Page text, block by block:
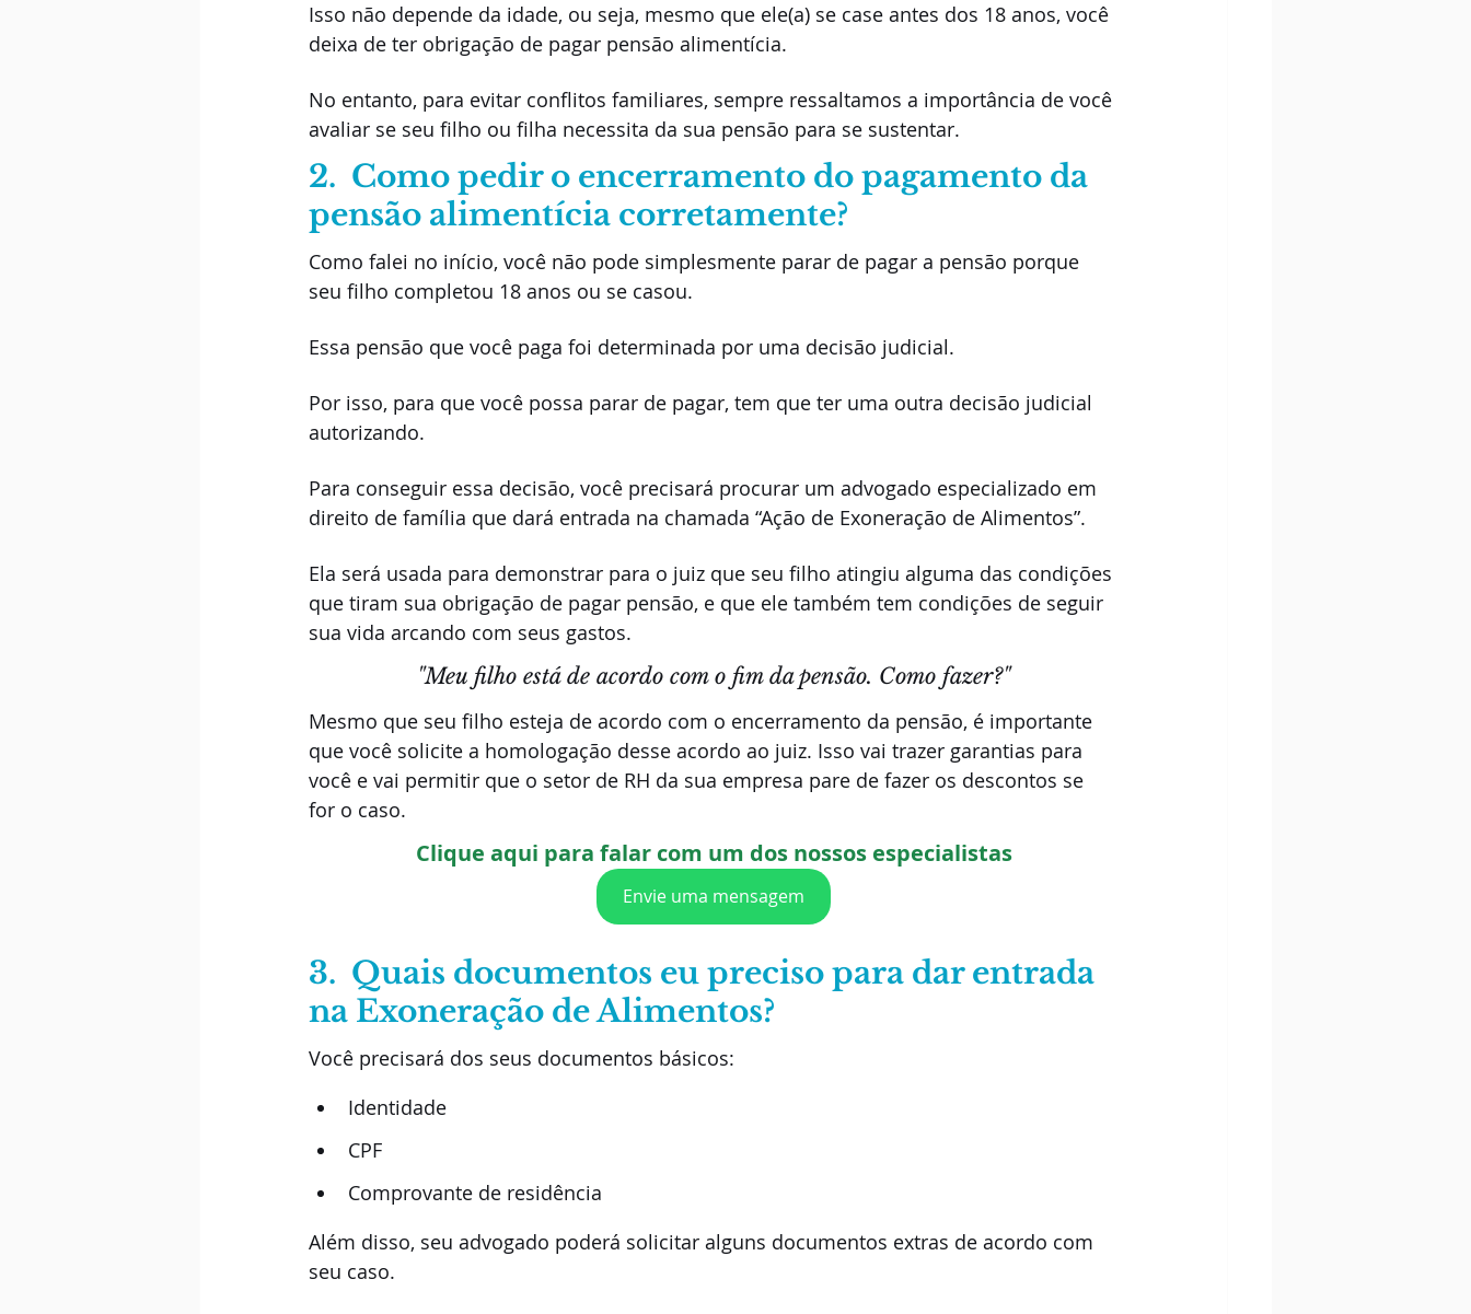
Isso não depende da idade, ou seja, mesmo que ele(a) se case antes dos 18 anos, você
deixa de ter obrigação de pagar pensão alimentícia.
No entanto, para evitar conflitos familiares, sempre ressaltamos a importância de você
avaliar se seu filho ou filha necessita da sua pensão para se sustentar.
2.  Como pedir o encerramento do pagamento da
pensão alimentícia corretamente?
Como falei no início, você não pode simplesmente parar de pagar a pensão porque
seu filho completou 18 anos ou se casou.
Essa pensão que você paga foi determinada por uma decisão judicial.
Por isso, para que você possa parar de pagar, tem que ter uma outra decisão judicial
autorizando.
Para conseguir essa decisão, você precisará procurar um advogado especializado em
direito de família que dará entrada na chamada “Ação de Exoneração de Alimentos”.
Ela será usada para demonstrar para o juiz que seu filho atingiu alguma das condições
que tiram sua obrigação de pagar pensão, e que ele também tem condições de seguir
sua vida arcando com seus gastos.
"Meu filho está de acordo com o fim da pensão. Como fazer?"
Mesmo que seu filho esteja de acordo com o encerramento da pensão, é importante
que você solicite a homologação desse acordo ao juiz. Isso vai trazer garantias para
você e vai permitir que o setor de RH da sua empresa pare de fazer os descontos se
for o caso.
Clique aqui para falar com um dos nossos especialistas
Envie uma mensagem
3.  Quais documentos eu preciso para dar entrada
na Exoneração de Alimentos?
Você precisará dos seus documentos básicos:
Identidade
CPF
Comprovante de residência
Além disso, seu advogado poderá solicitar alguns documentos extras de acordo com
seu caso.